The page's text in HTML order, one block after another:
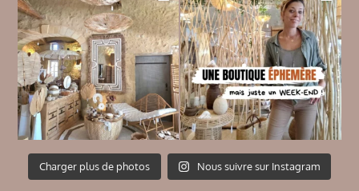
Charger plus de photos Nous suivre sur Instagram